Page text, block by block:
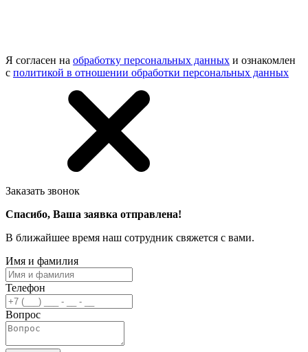
Я согласен на обработку персональных данных и ознакомлен
с политикой в отношении обработки персональных данных
Заказать звонок
Спасибо, Ваша заявка отправлена!
В ближайшее время наш сотрудник свяжется с вами.
Имя и фамилия
Телефон
Вопрос